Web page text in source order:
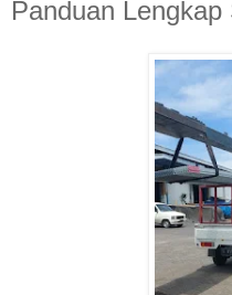
Panduan